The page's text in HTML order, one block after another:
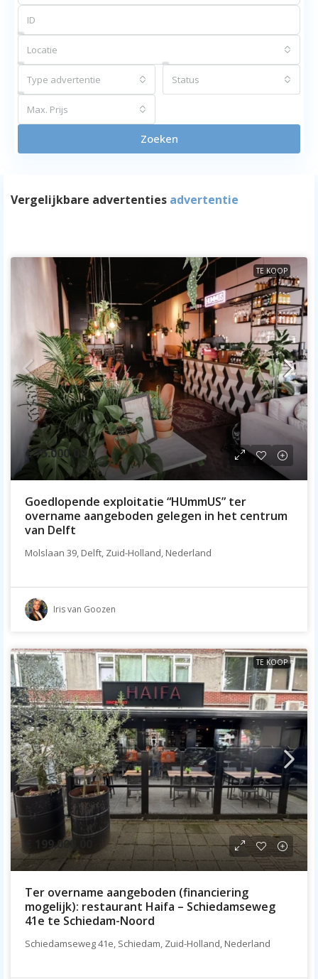
Locatie
Type advertentie Status
Max. Prijs
Zoeken
Vergelijkbare advertenties advertentie
TE KOOP
€ 75.000,00
Goedlopende exploitatie “HUmmUS” ter
overname aangeboden gelegen in het centrum
van Delft
Molslaan 39, Delft, Zuid-Holland, Nederland
Iris van Goozen
TE KOOP
€ 199.000,00
Ter overname aangeboden (financiering
mogelijk): restaurant Haifa – Schiedamseweg
41e te Schiedam-Noord
Schiedamseweg 41e, Schiedam, Zuid-Holland, Nederland